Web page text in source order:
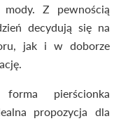
Z pewnością
decydują się na
jak i w doborze
pierścionka
propozycja dla